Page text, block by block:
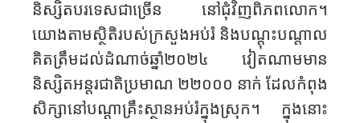
និស្សិតបរទេសជាច្រើន នៅជុំវិញ​ពិភពលោក។
យោងតាមស្ថិតិរបស់ក្រសួងអប់រំ និងបណ្តុះបណ្តាល
គិតត្រឹមដល់ដំណាច់ឆ្នាំ២០២៤ វៀតណាមមាន
និស្សិតអន្តរជាតិប្រមាណ ២២០០០ នាក់ ដែលកំពុង
សិក្សានៅបណ្ដាគ្រឹះស្ថានអប់រំក្នុងស្រុក។ ក្នុងនោះ